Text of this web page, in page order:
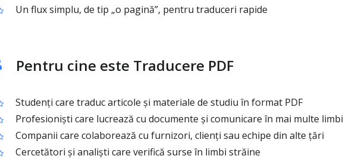
Un flux simplu, de tip „o pagină”, pentru traduceri rapide
Pentru cine este Traducere PDF
Studenți care traduc articole și materiale de studiu în format PDF
Profesioniști care lucrează cu documente și comunicare în mai multe limbi
Companii care colaborează cu furnizori, clienți sau echipe din alte țări
Cercetători și analiști care verifică surse în limbi străine